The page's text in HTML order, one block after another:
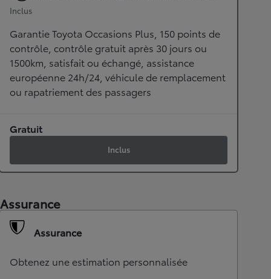
Inclus
Garantie Toyota Occasions Plus, 150 points de
contrôle, contrôle gratuit après 30 jours ou
1500km, satisfait ou échangé, assistance
européenne 24h/24, véhicule de remplacement
ou rapatriement des passagers
Gratuit
Inclus
Assurance
Assurance
Obtenez une estimation personnalisée